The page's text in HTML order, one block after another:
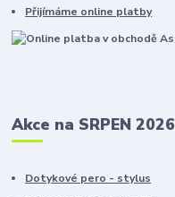
Přijímáme online platby
Akce na SRPEN 2026
Dotykové pero - stylus